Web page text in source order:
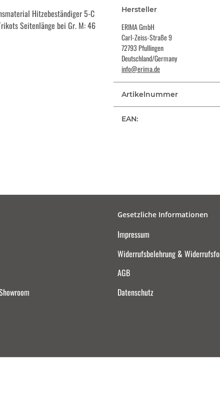
Hitzebeständiger 5-C
Seitenlänge bei Gr. M: 46
Hersteller
ERIMA GmbH
Carl-Zeiss-Straße 9
72793 Pfullingen
Deutschland/Germany
info@erima.de
Artikelnummer
EAN:
Gesetzliche Informationen
Impressum
Widerrufsbelehrung &
AGB
Datenschutz